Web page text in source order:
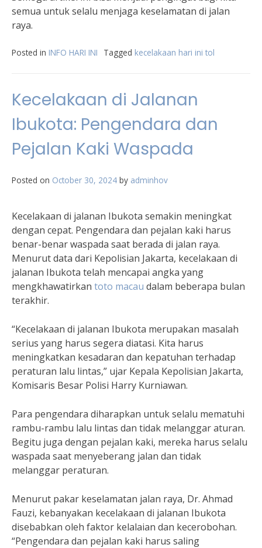
semua untuk selalu menjaga keselamatan di jalan
raya.
Posted in INFO HARI INI Tagged kecelakaan hari ini tol
Kecelakaan di Jalanan
Ibukota: Pengendara dan
Pejalan Kaki Waspada
Posted on October 30, 2024 by adminhov
Kecelakaan di jalanan Ibukota semakin meningkat
dengan cepat. Pengendara dan pejalan kaki harus
benar-benar waspada saat berada di jalan raya.
Menurut data dari Kepolisian Jakarta, kecelakaan di
jalanan Ibukota telah mencapai angka yang
mengkhawatirkan toto macau dalam beberapa bulan
terakhir.
“Kecelakaan di jalanan Ibukota merupakan masalah
serius yang harus segera diatasi. Kita harus
meningkatkan kesadaran dan kepatuhan terhadap
peraturan lalu lintas,” ujar Kepala Kepolisian Jakarta,
Komisaris Besar Polisi Harry Kurniawan.
Para pengendara diharapkan untuk selalu mematuhi
rambu-rambu lalu lintas dan tidak melanggar aturan.
Begitu juga dengan pejalan kaki, mereka harus selalu
waspada saat menyeberang jalan dan tidak
melanggar peraturan.
Menurut pakar keselamatan jalan raya, Dr. Ahmad
Fauzi, kebanyakan kecelakaan di jalanan Ibukota
disebabkan oleh faktor kelalaian dan kecerobohan.
“Pengendara dan pejalan kaki harus saling